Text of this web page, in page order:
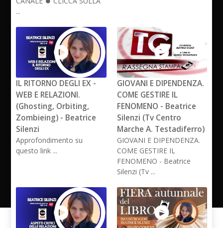
...
IL RITORNO DEGLI EX -
WEB E RELAZIONI.
(Ghosting, Orbiting,
Zombieing) - Beatrice
Silenzi
Approfondimento su
questo link ...
GIOVANI E DIPENDENZA.
COME GESTIRE IL
FENOMENO - Beatrice
Silenzi (Tv Centro
Marche A. Testadiferro)
GIOVANI E DIPENDENZA.
COME GESTIRE IL
FENOMENO - Beatrice
Silenzi (Tv ...